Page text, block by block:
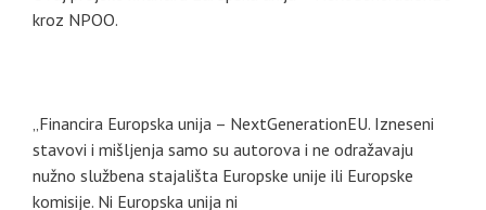
kroz NPOO.
„Financira Europska unija – NextGenerationEU. Izneseni
stavovi i mišljenja samo su autorova i ne odražavaju
nužno službena stajališta Europske unije ili Europske
komisije. Ni Europska unija ni